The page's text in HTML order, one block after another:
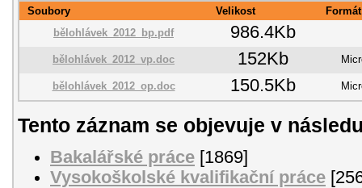
Soubory Velikost
Formát
bělohlávek_2012_bp.pdf
986.4Kb
bělohlávek_2012_vp.doc 152Kb
bělohlávek_2012_op.doc 150.5Kb
Tento záznam se objevuje v
Bakalářské práce [1869]
Vysokoškolské kvalifikační práce